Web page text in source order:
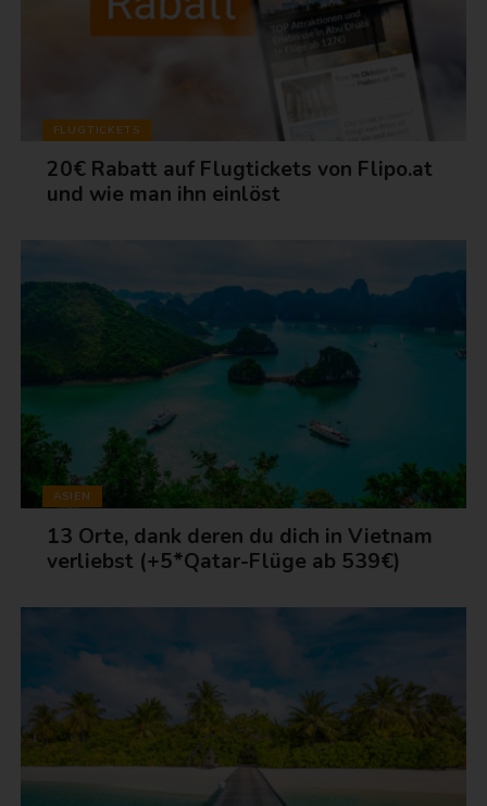
FLUGTICKETS
20€ Rabatt auf Flugtickets von Flipo.at
und wie man ihn einlöst
ASIEN
13 Orte, dank deren du dich in Vietnam
verliebst (+5*Qatar-Flüge ab 539€)